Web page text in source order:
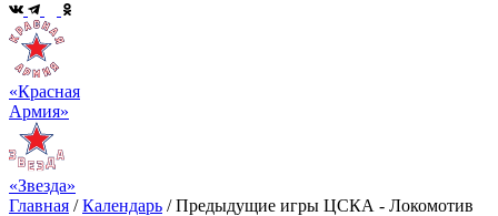
«Красная
Армия»
«Звезда»
Главная /Календарь /Предыдущие игры ЦСКА - Локомотив